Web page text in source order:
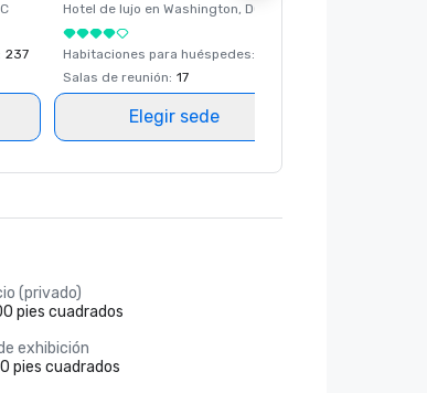
237
Hotel de lujo en Washington, DC
Habitaciones para huéspedes:
Salas de reunión: 17
Elegir sede
(privado)
pies cuadrados
exhibición
pies cuadrados